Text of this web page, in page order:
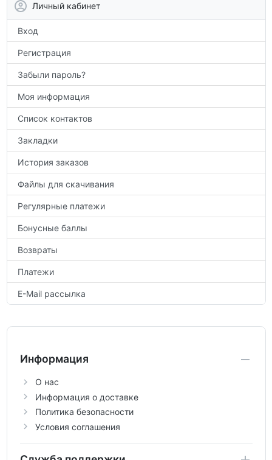
Личный кабинет
Вход
Регистрация
Забыли пароль?
Моя информация
Список контактов
Закладки
История заказов
Файлы для скачивания
Регулярные платежи
Бонусные баллы
Возвраты
Платежи
E-Mail рассылка
Информация
О нас
Информация о доставке
Политика безопасности
Условия соглашения